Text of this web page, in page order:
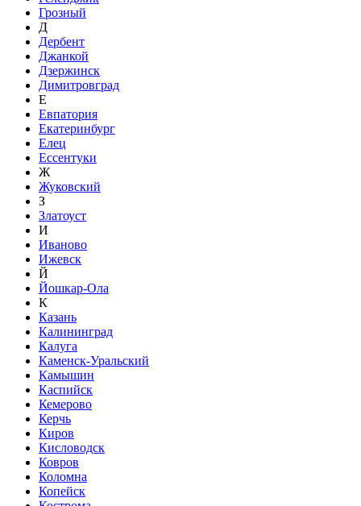
Грозный
Д
Дербент
Джанкой
Дзержинск
Димитровград
Е
Евпатория
Екатеринбург
Елец
Ессентуки
Ж
Жуковский
З
Златоуст
И
Иваново
Ижевск
Й
Йошкар-Ола
К
Казань
Калининград
Калуга
Каменск-Уральский
Камышин
Каспийск
Кемерово
Керчь
Киров
Кисловодск
Ковров
Коломна
Копейск